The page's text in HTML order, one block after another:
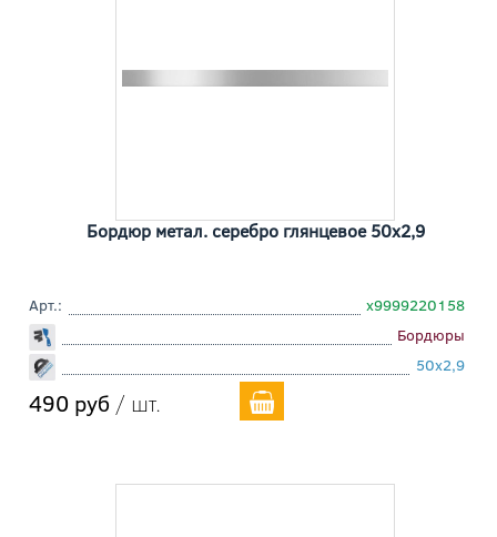
Бордюр метал. серебро глянцевое 50x2,9
Арт.:
х9999220158
Бордюры
50x2,9
490 руб / шт.